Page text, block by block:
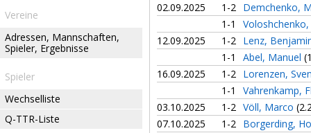
Vereine
Adressen, Mannschaften,
Spieler, Ergebnisse
Spieler
Wechselliste
Q-TTR-Liste
02.09.2025
1-2 Demchenko,
1-1
12.09.2025
1-2 Lenz,
1-1
Abel, Manuel
16.09.2025
1-2 Lorenzen,
1-1
Vahrenkamp,
03.10.2025
1-2 Völl, Marco
07.10.2025
1-2 Borgerding,